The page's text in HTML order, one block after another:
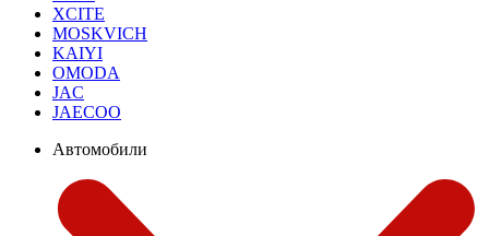
XCITE
MOSKVICH
KAIYI
OMODA
JAC
JAECOO
Автомобили